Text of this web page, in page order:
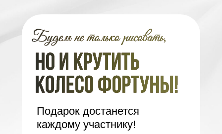
Подарок достанется
каждому участнику!